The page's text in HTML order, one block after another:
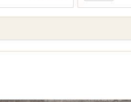
חלאקה בכותל
את הטקס יערוך מדריך מקצועי